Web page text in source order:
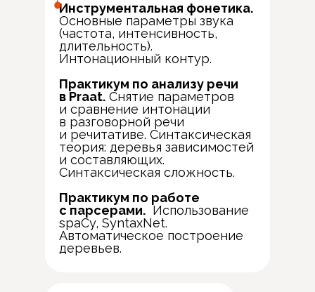
Инструментальная фонетика.
Основные параметры звука
(частота, интенсивность,
длительность).
Интонационный контур.
Практикум по анализу речи
в Praat. Снятие параметров
и сравнение интонации
в разговорной речи
и речитативе. Синтаксическая
теория: деревья зависимостей
и составляющих.
Синтаксическая сложность.
Практикум по работе
с парсерами. Использование
spaCy, SyntaxNet.
Автоматическое построение
деревьев.